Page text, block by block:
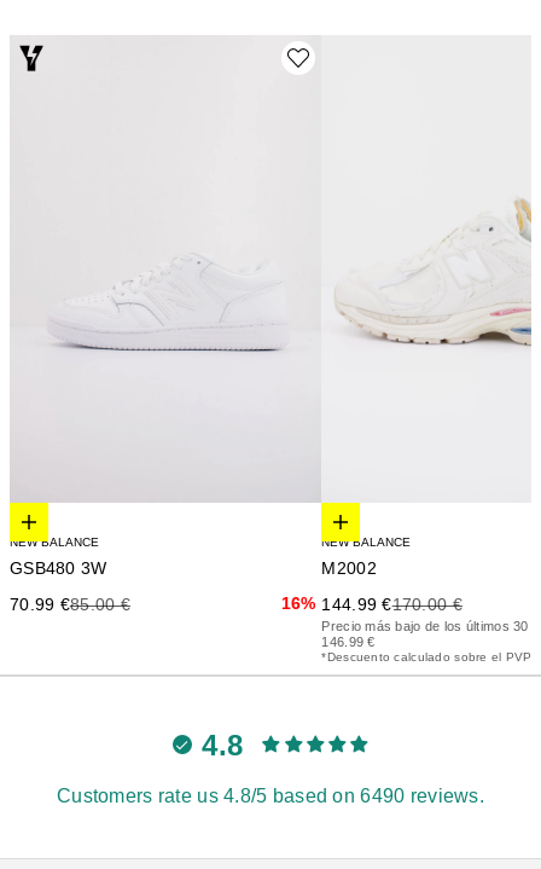
Elige opciones
NEW BALANCE
GSB480 3W
Precio de oferta
70.99 €Precio anterior
85.00 € 16%
Elige opciones
NEW BALANCE
M2002
Precio de oferta
144.99 €Precio anterior
170.00 €
Precio más bajo de los últimos 30
146.99 €
*Descuento calculado sobre el PVP
4.8
Customers rate us 4.8/5 based on 6490 reviews.